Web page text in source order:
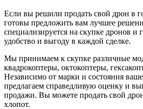
Если вы решили продать свой дрон в
готовы предложить вам лучшее
специализируется на скупке дронов и
удобство и выгоду в каждой сделке.
Мы принимаем к скупке различные
квадрокоптеры, октокоптеры,
Независимо от марки и состояния
предлагаем справедливую оценку и
продажи. Вы можете продать свой
хлопот.